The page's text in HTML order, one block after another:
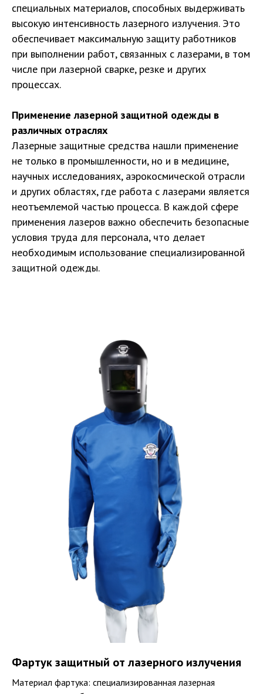
специальных материалов, способных выдерживать
высокую интенсивность лазерного излучения. Это
обеспечивает максимальную защиту работников
при выполнении работ, связанных с лазерами, в том
числе при лазерной сварке, резке и других
процессах.
Применение лазерной защитной одежды в
различных отраслях
Лазерные защитные средства нашли применение
не только в промышленности, но и в медицине,
научных исследованиях, аэрокосмической отрасли
и других областях, где работа с лазерами является
неотъемлемой частью процесса. В каждой сфере
применения лазеров важно обеспечить безопасные
условия труда для персонала, что делает
необходимым использование специализированной
защитной одежды.
Фартук защитный от лазерного излучения
Материал фартука: специализированная лазерная